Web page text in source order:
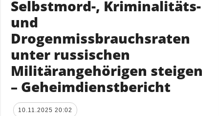
Selbstmord-, Kriminalitäts-
und
Drogenmissbrauchsraten
unter russischen
Militärangehörigen steigen
– Geheimdienstbericht
10.11.2025 20:02